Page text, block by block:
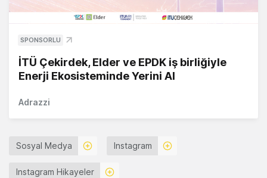
SPONSORLU
İTÜ Çekirdek, Elder ve EPDK iş birliğiyle
Enerji Ekosisteminde Yerini Al
Adrazzi
Sosyal Medya Instagram
Instagram Hikayeler